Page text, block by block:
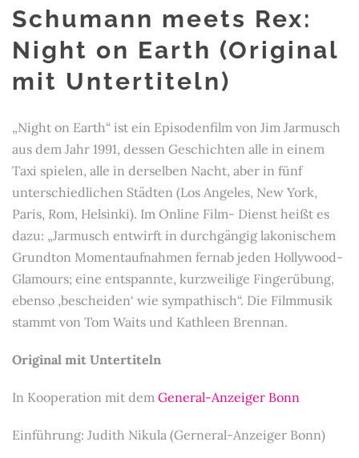
Schumann meets Rex:
Night on Earth (Original
mit Untertiteln)
„Night on Earth“ ist ein Episodenfilm von Jim Jarmusch
aus dem Jahr 1991, dessen Geschichten alle in einem
Taxi spielen, alle in derselben Nacht, aber in fünf
unterschiedlichen Städten (Los Angeles, New York,
Paris, Rom, Helsinki). Im Online Film- Dienst heißt es
dazu: „Jarmusch entwirft in durchgängig lakonischem
Grundton Momentaufnahmen fernab jeden Hollywood-
Glamours; eine entspannte, kurzweilige Fingerübung,
ebenso ,bescheiden‘ wie sympathisch“. Die Filmmusik
stammt von Tom Waits und Kathleen Brennan.
Original mit Untertiteln
In Kooperation mit dem General-Anzeiger Bonn
Einführung: Judith Nikula (Gerneral-Anzeiger Bonn)